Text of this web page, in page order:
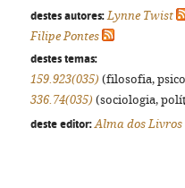
destes autores: Lynne Twist
Filipe Pontes
destes temas:
159.923(035) (filosofia,
336.74(035) (sociologia,
deste editor: Alma dos Livros